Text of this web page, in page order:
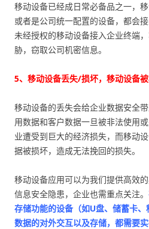
移动设备已经成日常必备品之一，
或者是公司统一配置的设备，都会
未经授权的移动设备接入企业终端
胁，窃取公司机密信息。
5、移动设备丢失/损坏，移动设备
移动设备的丢失会给企业数据安全
用数据和客户数据一旦被非法使用
业遭受到巨大的经济损失，而移动
据被损坏，造成无法挽回的损失。
移动设备应用可以为我们提供高效
信息安全隐患，企业也需重点关注。
存储功能的设备（如U盘、储蓄卡、
数据的对外交互以及存储，都需要实